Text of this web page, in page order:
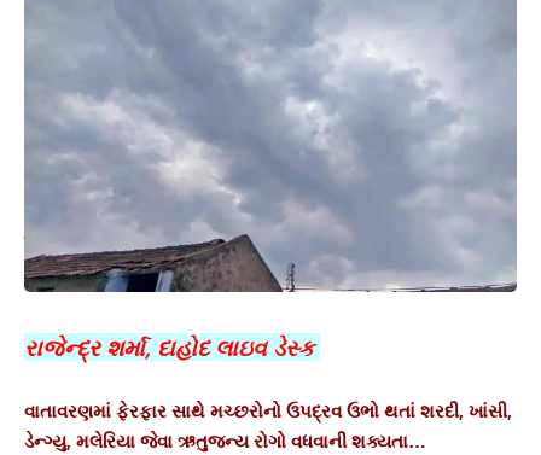
રાજેન્દ્ર શર્મા, દાહોદ લાઇવ ડેસ્ક
વાતાવરણમાં ફેરફાર સાથે મચ્છરોનો ઉપદ્રવ ઉભો થતાં શરદી, ખાંસી,
ડેન્ગ્યુ, મલેરિયા જેવા ઋતુજન્ય રોગો વધવાની શક્યતા…